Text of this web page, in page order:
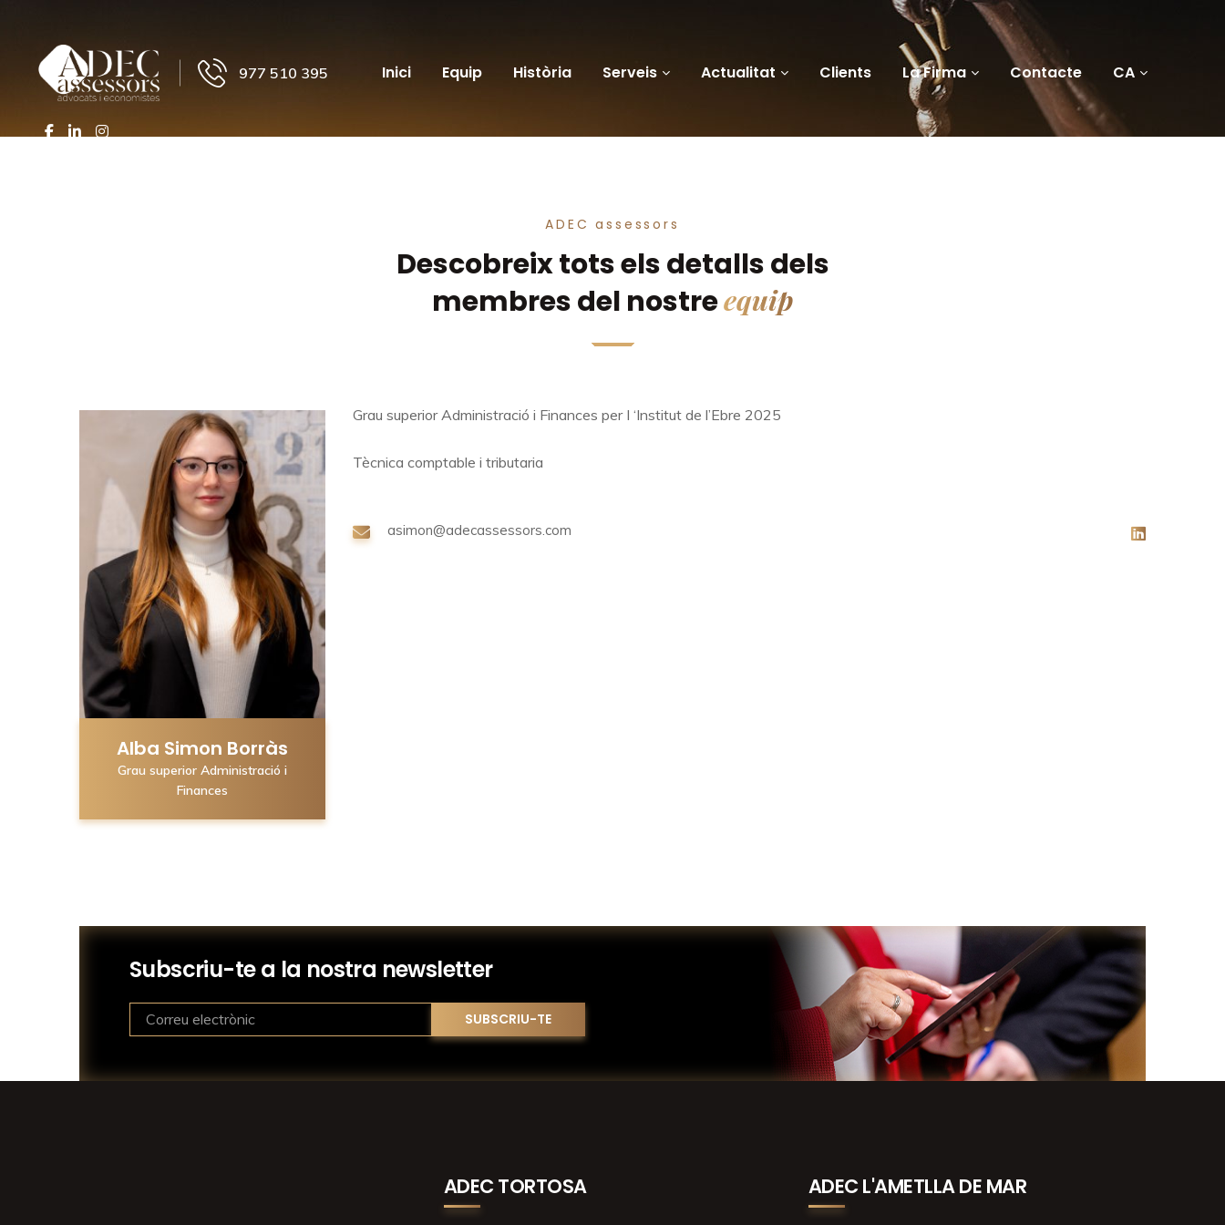
977 510 395 Inici Equip Història Serveis Actualitat Clients La Firma Contacte CA
ADEC assessors
Descobreix tots els detalls dels
membres del nostreequip
Alba Simon Borràs
Grau superior Administració i
Finances
Grau superior Administració i Finances per I ‘Institut de l’Ebre 2025
Tècnica comptable i tributaria
asimon@adecassessors.com
Subscriu-te a la nostra newsletter
ADEC TORTOSA ADEC L'AMETLLA DE MAR